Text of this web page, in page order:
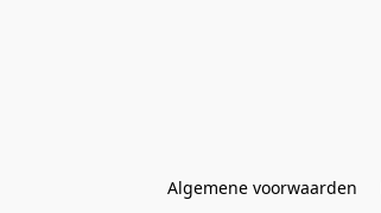
Algemene voorwaarden